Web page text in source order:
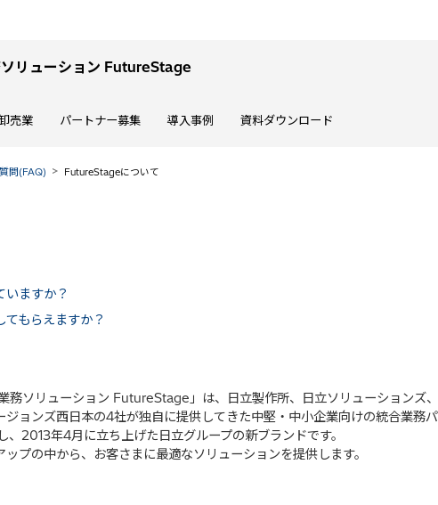
リューション FutureStage
売業 パートナー募集 導入事例 資料ダウンロード
問(FAQ) FutureStageについて
いますか？
もらえますか？
務ソリューション FutureStage」は、日立製作所、日立ソリューションズ、
ジョンズ西日本の4社が独自に提供してきた中堅・中小企業向けの統合業務
2013年4月に立ち上げた日立グループの新ブランドです。
プの中から、お客さまに最適なソリューションを提供します。